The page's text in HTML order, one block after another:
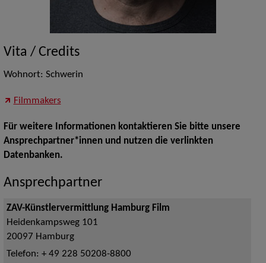
Vita / Credits
Wohnort: Schwerin
Filmmakers
Für weitere Informationen kontaktieren Sie bitte unsere
Ansprechpartner*innen und nutzen die verlinkten
Datenbanken.
Ansprechpartner
ZAV-Künstlervermittlung Hamburg Film
Heidenkampsweg 101
20097 Hamburg
Telefon: + 49 228 50208-8800